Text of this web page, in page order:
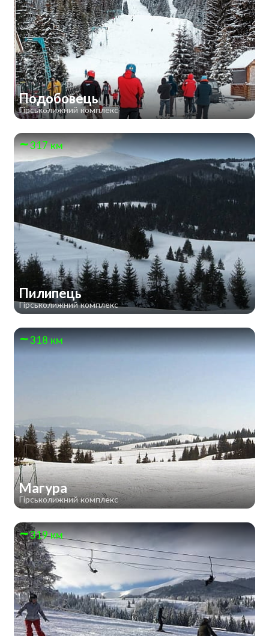
Подобовець
Гірськолижний комплекс
317 км
Пилипець
Гірськолижний комплекс
318 км
Магура
Гірськолижний комплекс
319 км